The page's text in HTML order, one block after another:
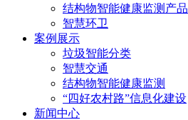
结构物智能健康监测产品
智慧环卫
案例展示
垃圾智能分类
智慧交通
结构物智能健康监测
“四好农村路”信息化建设
新闻中心